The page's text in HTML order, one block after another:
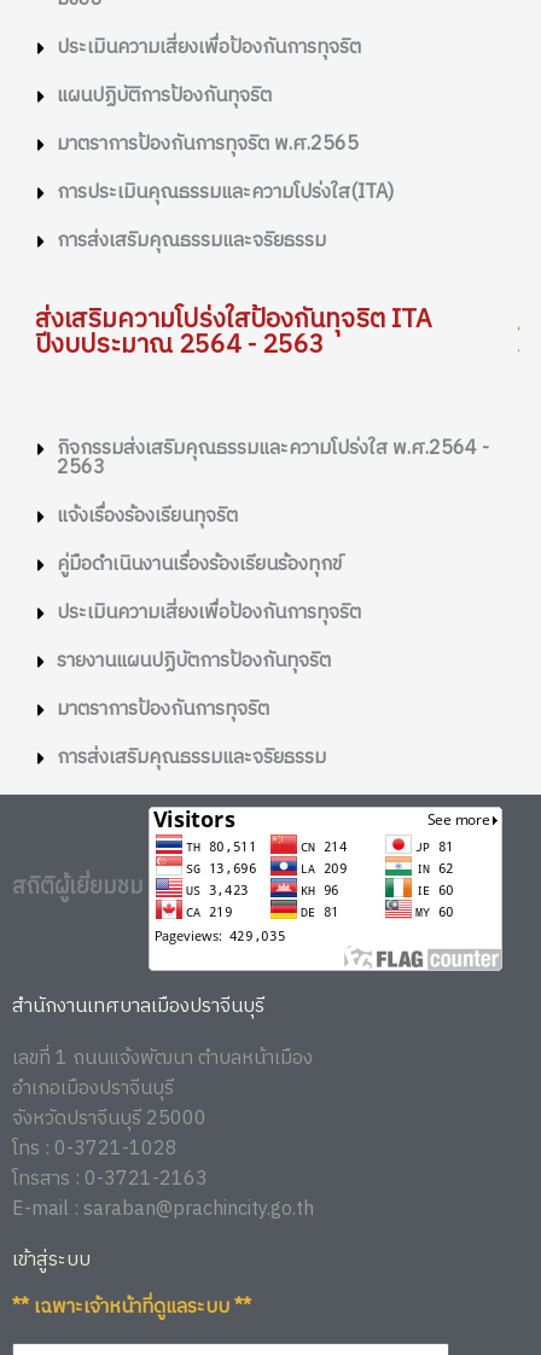
ประเมินความเสี่ยงเพื่อป้องกันการทุจริต
แผนปฏิบัติการป้องกันทุจริต
มาตราการป้องกันการทุจริต พ.ศ.2565
การประเมินคุณธรรมและความโปร่งใส(ITA)
การส่งเสริมคุณธรรมและจริยธรรม
ส่งเสริมความโปร่งใสป้องกันทุจริต ITA
ปีงบประมาณ 2564 - 2563
กิจกรรมส่งเสริมคุณธรรมและความโปร่งใส พ.ศ.2564 -
2563
แจ้งเรื่องร้องเรียนทุจริต
คู่มือดำเนินงานเรื่องร้องเรียนร้องทุกข์
ประเมินความเสี่ยงเพื่อป้องกันการทุจริต
รายงานแผนปฏิบัตการป้องกันทุจริต
มาตราการป้องกันการทุจริต
การส่งเสริมคุณธรรมและจริยธรรม
สถิติผู้เยี่ยมชม
สำนักงานเทศบาลเมืองปราจีนบุรี
เลขที่ 1 ถนนแจ้งพัฒนา ตำบลหน้าเมือง
อำเภอเมืองปราจีนบุรี
จังหวัดปราจีนบุรี 25000
โทร : 0-3721-1028
โทรสาร : 0-3721-2163
E-mail : saraban@prachincity.go.th
เข้าสู่ระบบ
** เฉพาะเจ้าหน้าที่ดูแลระบบ **